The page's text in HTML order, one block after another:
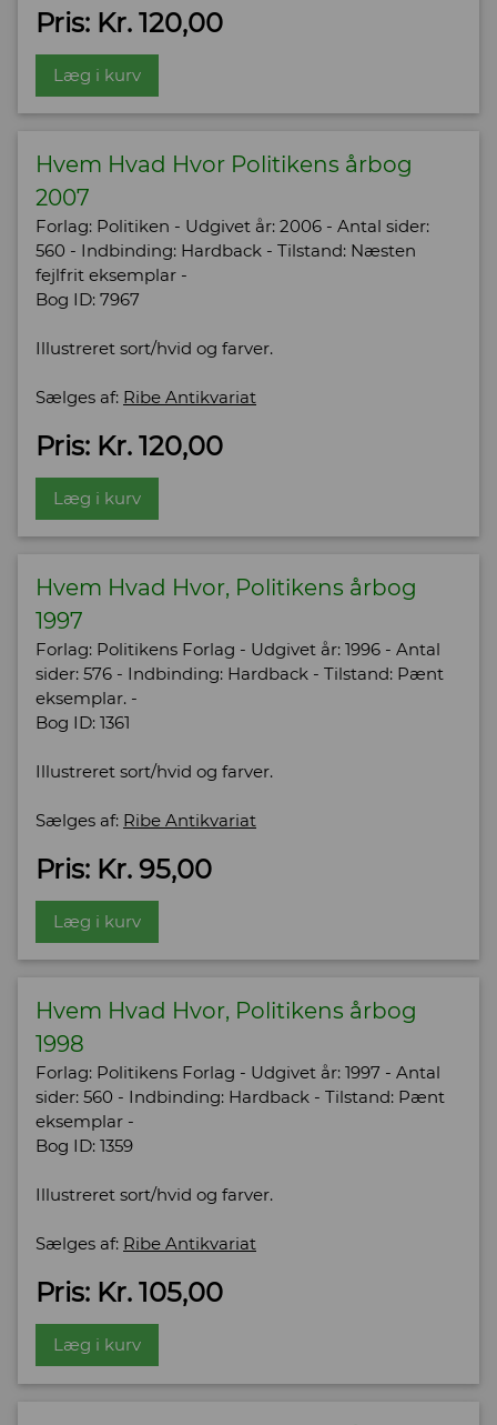
Pris: Kr. 120,00
Læg i kurv
Hvem Hvad Hvor Politikens årbog
2007
Forlag: Politiken - Udgivet år: 2006 - Antal sider:
560 - Indbinding: Hardback - Tilstand: Næsten
fejlfrit eksemplar -
Bog ID: 7967
Illustreret sort/hvid og farver.
Sælges af: Ribe Antikvariat
Pris: Kr. 120,00
Læg i kurv
Hvem Hvad Hvor, Politikens årbog
1997
Forlag: Politikens Forlag - Udgivet år: 1996 - Antal
sider: 576 - Indbinding: Hardback - Tilstand: Pænt
eksemplar. -
Bog ID: 1361
Illustreret sort/hvid og farver.
Sælges af: Ribe Antikvariat
Pris: Kr. 95,00
Læg i kurv
Hvem Hvad Hvor, Politikens årbog
1998
Forlag: Politikens Forlag - Udgivet år: 1997 - Antal
sider: 560 - Indbinding: Hardback - Tilstand: Pænt
eksemplar -
Bog ID: 1359
Illustreret sort/hvid og farver.
Sælges af: Ribe Antikvariat
Pris: Kr. 105,00
Læg i kurv